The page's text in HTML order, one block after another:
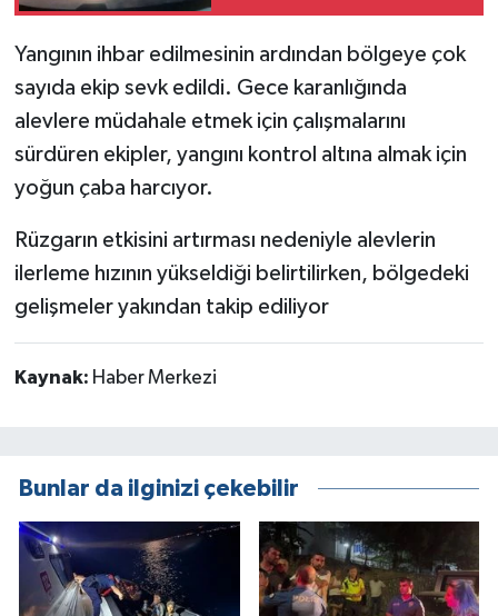
Yangının ihbar edilmesinin ardından bölgeye çok
sayıda ekip sevk edildi. Gece karanlığında
alevlere müdahale etmek için çalışmalarını
sürdüren ekipler, yangını kontrol altına almak için
yoğun çaba harcıyor.
Rüzgarın etkisini artırması nedeniyle alevlerin
ilerleme hızının yükseldiği belirtilirken, bölgedeki
gelişmeler yakından takip ediliyor
Kaynak: Haber Merkezi
Bunlar da ilginizi çekebilir